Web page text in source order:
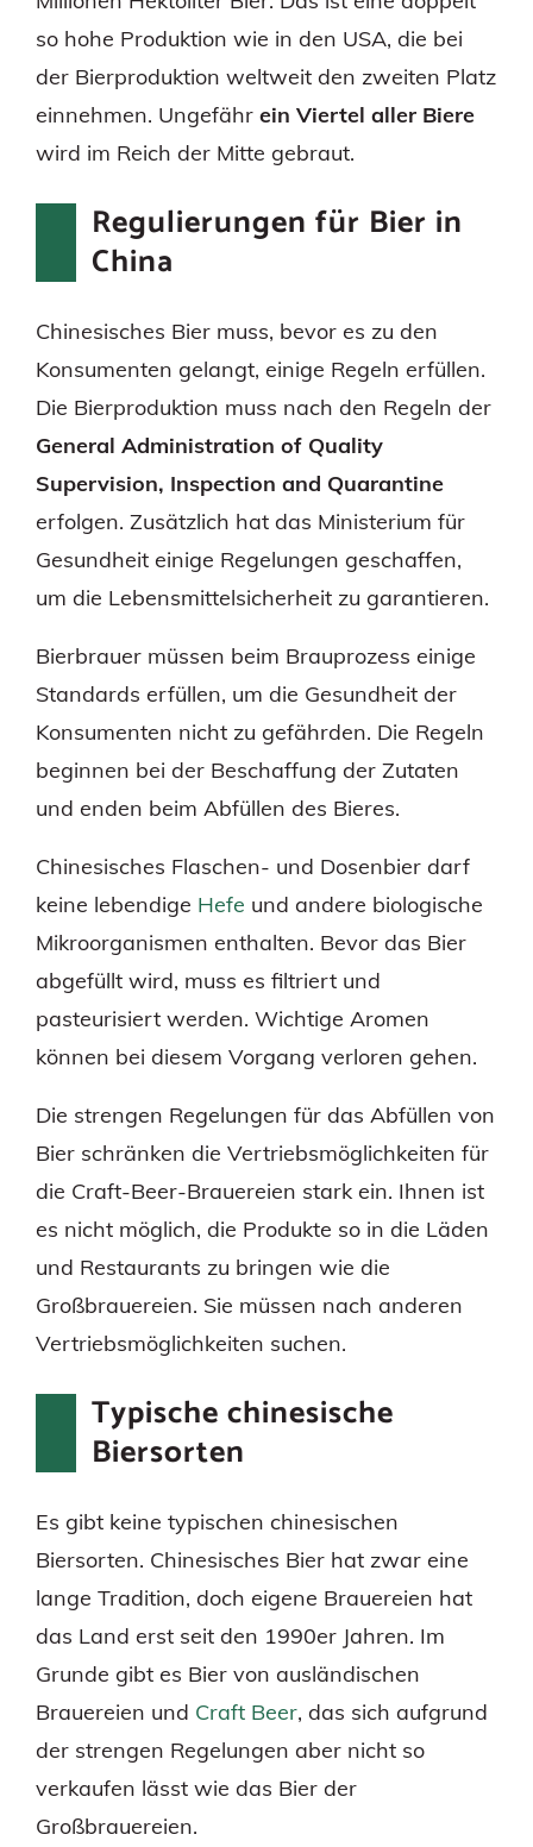
so hohe Produktion wie in den USA, die bei
der Bierproduktion weltweit den zweiten Platz
einnehmen. Ungefähr ein Viertel aller Biere
wird im Reich der Mitte gebraut.
Regulierungen für Bier in
China
Chinesisches Bier muss, bevor es zu den
Konsumenten gelangt, einige Regeln erfüllen.
Die Bierproduktion muss nach den Regeln der
General Administration of Quality
Supervision, Inspection and Quarantine
erfolgen. Zusätzlich hat das Ministerium für
Gesundheit einige Regelungen geschaffen,
um die Lebensmittelsicherheit zu garantieren.
Bierbrauer müssen beim Brauprozess einige
Standards erfüllen, um die Gesundheit der
Konsumenten nicht zu gefährden. Die Regeln
beginnen bei der Beschaffung der Zutaten
und enden beim Abfüllen des Bieres.
Chinesisches Flaschen- und Dosenbier darf
keine lebendige Hefe und andere biologische
Mikroorganismen enthalten. Bevor das Bier
abgefüllt wird, muss es filtriert und
pasteurisiert werden. Wichtige Aromen
können bei diesem Vorgang verloren gehen.
Die strengen Regelungen für das Abfüllen von
Bier schränken die Vertriebsmöglichkeiten für
die Craft-Beer-Brauereien stark ein. Ihnen ist
es nicht möglich, die Produkte so in die Läden
und Restaurants zu bringen wie die
Großbrauereien. Sie müssen nach anderen
Vertriebsmöglichkeiten suchen.
Typische chinesische
Biersorten
Es gibt keine typischen chinesischen
Biersorten. Chinesisches Bier hat zwar eine
lange Tradition, doch eigene Brauereien hat
das Land erst seit den 1990er Jahren. Im
Grunde gibt es Bier von ausländischen
Brauereien und Craft Beer, das sich aufgrund
der strengen Regelungen aber nicht so
verkaufen lässt wie das Bier der
Großbrauereien.